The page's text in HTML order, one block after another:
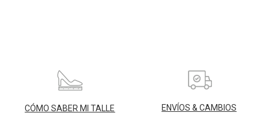
CÓMO SABER MI TALLE ENVÍOS & CAMBIOS